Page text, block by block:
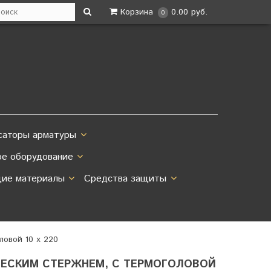
Корзина 0 0.00 руб.
арматуры
оборудование
материалы
Средства защиты
10 х 220
СТЕРЖНЕМ, С ТЕРМОГОЛОВОЙ